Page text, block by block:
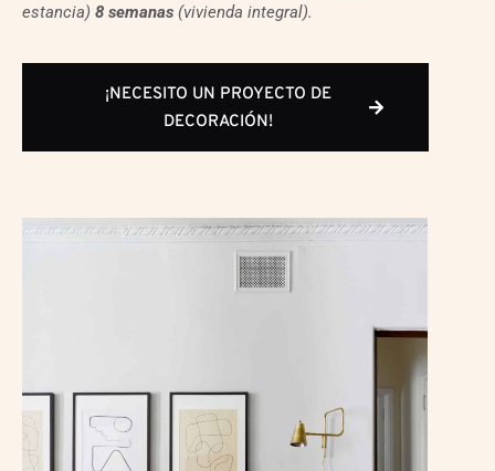
estancia) 8 semanas (vivienda integral).
¡NECESITO UN PROYECTO DE
DECORACIÓN!